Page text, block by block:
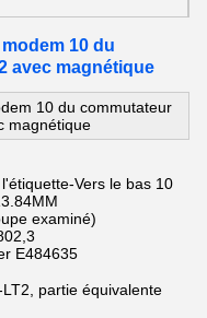
10 du
avec magnétique
10 du commutateur
magnétique
Vers le bas 10
examiné)
E484635
, partie équivalente